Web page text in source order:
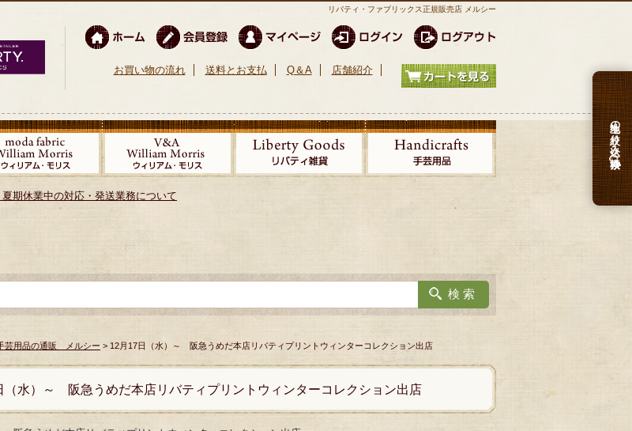
リバティ・ファブリックス正規販売店 メルシー
お買い物の流れ 送料とお支払 Q＆A 店舗紹介
期休業中の対応・発送業務について
生地の絞り込み検索
芸用品の通販 メルシー > 12月17日（水）～ 阪急うめだ本店リバティプリントウィンターコレクション出店
（水）～ 阪急うめだ本店リバティプリントウィンターコレクション出店